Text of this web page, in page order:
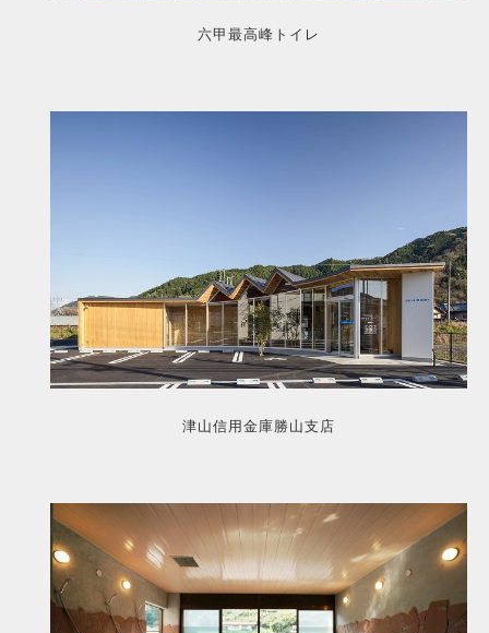
六甲最高峰トイレ
津山信用金庫勝山支店